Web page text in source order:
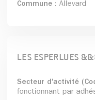
Commune : Allevard
LES ESPERLUES
Secteur d'activité
fonctionnant par